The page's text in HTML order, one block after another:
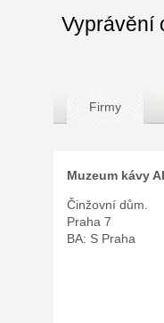
Vyprávění
Firmy
Muzeum kávy
Činžovní dům.
Praha 7
BA: S Praha